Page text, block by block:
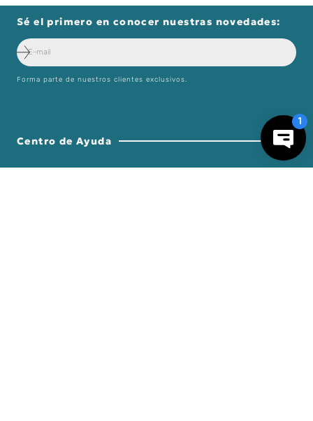
Sé el primero en conocer nuestras novedades:
Forma parte de nuestros clientes exclusivos.
Centro de Ayuda